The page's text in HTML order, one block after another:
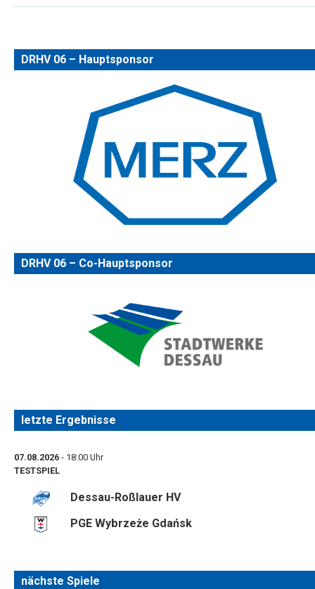
DRHV 06 – Hauptsponsor
DRHV 06 – Co-Hauptsponsor
letzte Ergebnisse
07.08.2026 - 18:00 Uhr
TESTSPIEL
Dessau-Roßlauer HV
PGE Wybrzeże Gdańsk
nächste Spiele